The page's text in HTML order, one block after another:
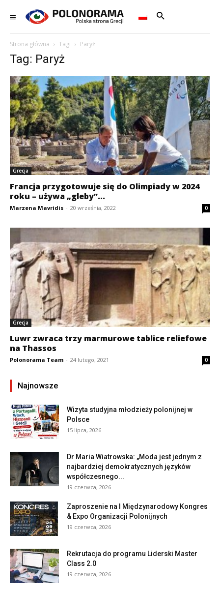
Strona główna Tagi Paryż
Tag: Paryż
Grecja
Francja przygotowuje się do Olimpiady w 2024
roku – używa „gleby”...
Marzena Mavridis - 20 września, 2022 0
Grecja
Luwr zwraca trzy marmurowe tablice reliefowe
na Thassos
Polonorama Team - 24 lutego, 2021 0
Najnowsze
Wizyta studyjna młodzieży polonijnej w
Polsce
15 lipca, 2026
Dr Maria Wiatrowska: „Moda jest jednym z
najbardziej demokratycznych języków
współczesnego...
19 czerwca, 2026
Zaproszenie na I Międzynarodowy Kongres
& Expo Organizacji Polonijnych
19 czerwca, 2026
Rekrutacja do programu Liderski Master
Class 2.0
19 czerwca, 2026